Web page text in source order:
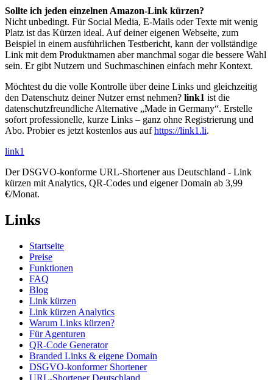
Sollte ich jeden einzelnen Amazon-Link kürzen?
Nicht unbedingt. Für Social Media, E-Mails oder Texte mit wenig
Platz ist das Kürzen ideal. Auf deiner eigenen Webseite, zum
Beispiel in einem ausführlichen Testbericht, kann der vollständige
Link mit dem Produktnamen aber manchmal sogar die bessere Wahl
sein. Er gibt Nutzern und Suchmaschinen einfach mehr Kontext.
Möchtest du die volle Kontrolle über deine Links und gleichzeitig
den Datenschutz deiner Nutzer ernst nehmen? link1 ist die
datenschutzfreundliche Alternative „Made in Germany“. Erstelle
sofort professionelle, kurze Links – ganz ohne Registrierung und
Abo. Probier es jetzt kostenlos aus aufhttps://link1.li.
link1
Der DSGVO-konforme URL-Shortener aus Deutschland - Link
kürzen mit Analytics, QR-Codes und eigener Domain ab 3,99
€/Monat.
Links
Startseite
Preise
Funktionen
FAQ
Blog
Link kürzen
Link kürzen Analytics
Warum Links kürzen?
Für Agenturen
QR-Code Generator
Branded Links & eigene Domain
DSGVO-konformer Shortener
URL-Shortener Deutschland